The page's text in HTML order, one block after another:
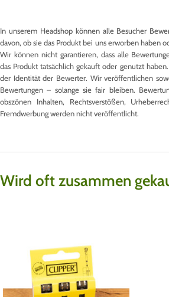
In unserem Headshop können alle Besucher
davon, ob sie das Produkt bei uns erworben haben
Wir können nicht garantieren, dass alle
das Produkt tatsächlich gekauft oder genutzt
der Identität der Bewerter. Wir veröffentlichen
Bewertungen – solange sie fair bleiben.
obszönen Inhalten, Rechtsverstößen,
Fremdwerbung werden nicht veröffentlicht.
Wird oft zusammen